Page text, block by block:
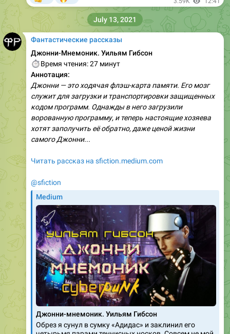
Фантастические рассказы
Джонни-Мнемоник. Уильям Гибсон
Время чтения: 27 минут
Аннотация:
Джонни — это ходячая флэш-карта памяти. Его мозг
служит для загрузки и транспортировки защищенных
кодом программ. Однажды в него загрузили
ворованную программу, и теперь настоящие хозяева
хотят заполучить её обратно, даже ценой жизни
самого Джонни...
Читать рассказ на sfiction.medium.com
@sfiction
Medium
Джонни-мнемоник. Уильям Гибсон
Обрез я сунул в сумку «Адидас» и заклинил его
July 13, 2021